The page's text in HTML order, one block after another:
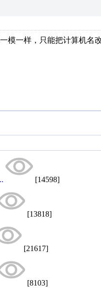
模一样，只能把计算机名
[14598]
[13818]
[21617]
[8103]